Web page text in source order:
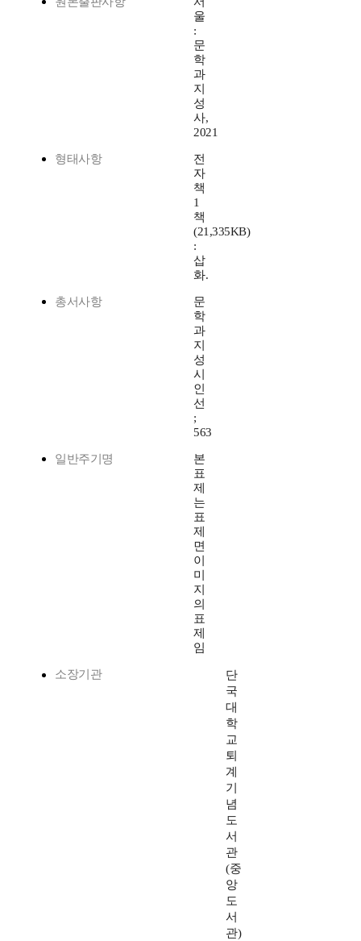
울
:
문
학
과
지
성
사,
2021
형태사항
전
자
책
1
책
(21,335KB)
:
삽
화.
총서사항
문
학
과
지
성
시
인
선
;
563
일반주기명
본
표
제
는
표
제
면
이
미
지
의
표
제
임
소장기관
단
국
대
학
교
퇴
계
기
념
도
서
관
(중
앙
도
서
관)